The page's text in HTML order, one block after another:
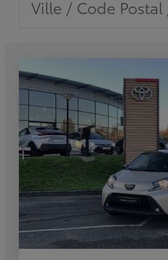
Ville / Code Postal